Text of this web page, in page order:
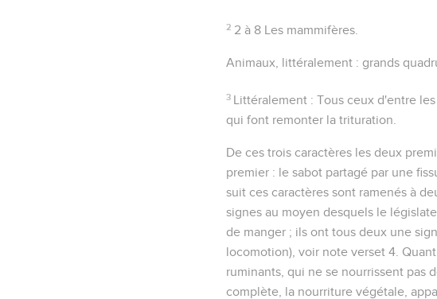
2 2 à 8 Les mammifères.
Animaux , littéralement : grands
3 Littéralement : Tous ceux d'entre
qui font remonter la trituration.
De ces trois caractères les deux
premier : le sabot partagé par une
suit ces caractères sont ramenés à
signes au moyen desquels le
de manger ; ils ont tous deux une
locomotion), voir note verset 4.
ruminants, qui ne se nourrissent pas
complète, la nourriture végétale,